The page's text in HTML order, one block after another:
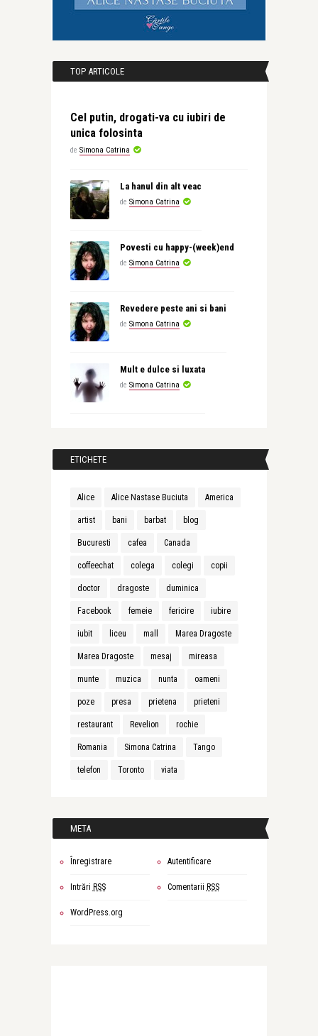
TOP ARTICOLE
Cel putin, drogati-va cu iubiri de
unica folosinta
de Simona Catrina
La hanul din alt veac
de Simona Catrina
Povesti cu happy-(week)end
de Simona Catrina
Revedere peste ani si bani
de Simona Catrina
Mult e dulce si luxata
de Simona Catrina
ETICHETE
Alice Alice Nastase Buciuta America
artist bani barbat blog
Bucuresti cafea Canada
coffeechat colega colegi copii
doctor dragoste duminica
Facebook femeie fericire iubire
iubit liceu mall Marea Dragoste
Marea Dragoste mesaj mireasa
munte muzica nunta oameni
poze presa prietena prieteni
restaurant Revelion rochie
Romania Simona Catrina Tango
telefon Toronto viata
META
Înregistrare Autentificare
Intrări RSS Comentarii RSS
WordPress.org